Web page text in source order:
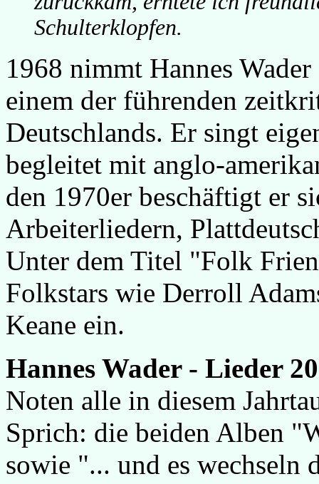
Schulterklopfen.
1968 nimmt Hannes
einem der führenden
Deutschlands. Er singt
begleitet mit anglo-
den 1970er beschäftigt er
Arbeiterliedern,
Unter dem Titel "Folk
Folkstars wie Derroll
Keane ein.
Hannes Wader - Lieder
Noten alle in diesem
Sprich: die beiden Alben
sowie "... und es wechseln